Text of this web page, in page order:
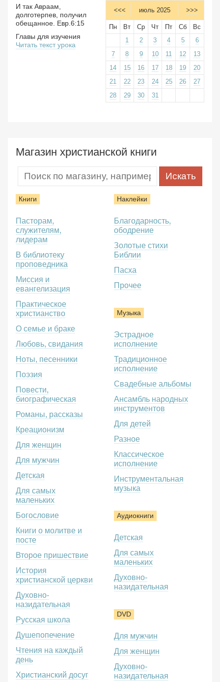
<<< июль 2025 >>>
Пн Вт Ср Чт Пт Сб
Вс
1
2 3 4 5
6
7
8 9 10 11 12
13
14
15 16 17 18 19
20
21
22 23 24 25 26
27
28
29 30 31
И так Авраам,
долготерпев, получил
обещанное. Евр.6:15
Главы для изучения
Читать текст урока
Магазин христианской книги
Книги
Пасторам,
служителям,
лидерам
В библиотеку
проповедника
Миссия и
евангелизация
Практическое
христианство
О семье и браке
Любовь, свидания
Ноты, песенники
Поэзия
Повести,
биографическая
Романы, рассказы
Креационизм
Для женщин
Для мужчин
Детская
Для самых
маленьких
Богословие
Книги о молитве и
посте
Второе пришествие
История
христианской церкви
Духовно-
назидательная
Русская школа
Душепопечение
Чтения на каждый
день
Христианский досуг
Наклейки
Благодарность,
ободрение
Золотые стихи
Библии
Пасха
Прочее
Музыка
Эстрадное
исполнение
Традиционное
исполнение
Свадебные альбомы
Ансамбль народных
инструментов
Для детей
Разное
Классическое
исполнение
Инструментальная
музыка
Аудиокниги
Детская
Для самых
маленьких
Духовно-
назидательная
DVD
Для мужчин
Для женщин
Духовно-
назидательная